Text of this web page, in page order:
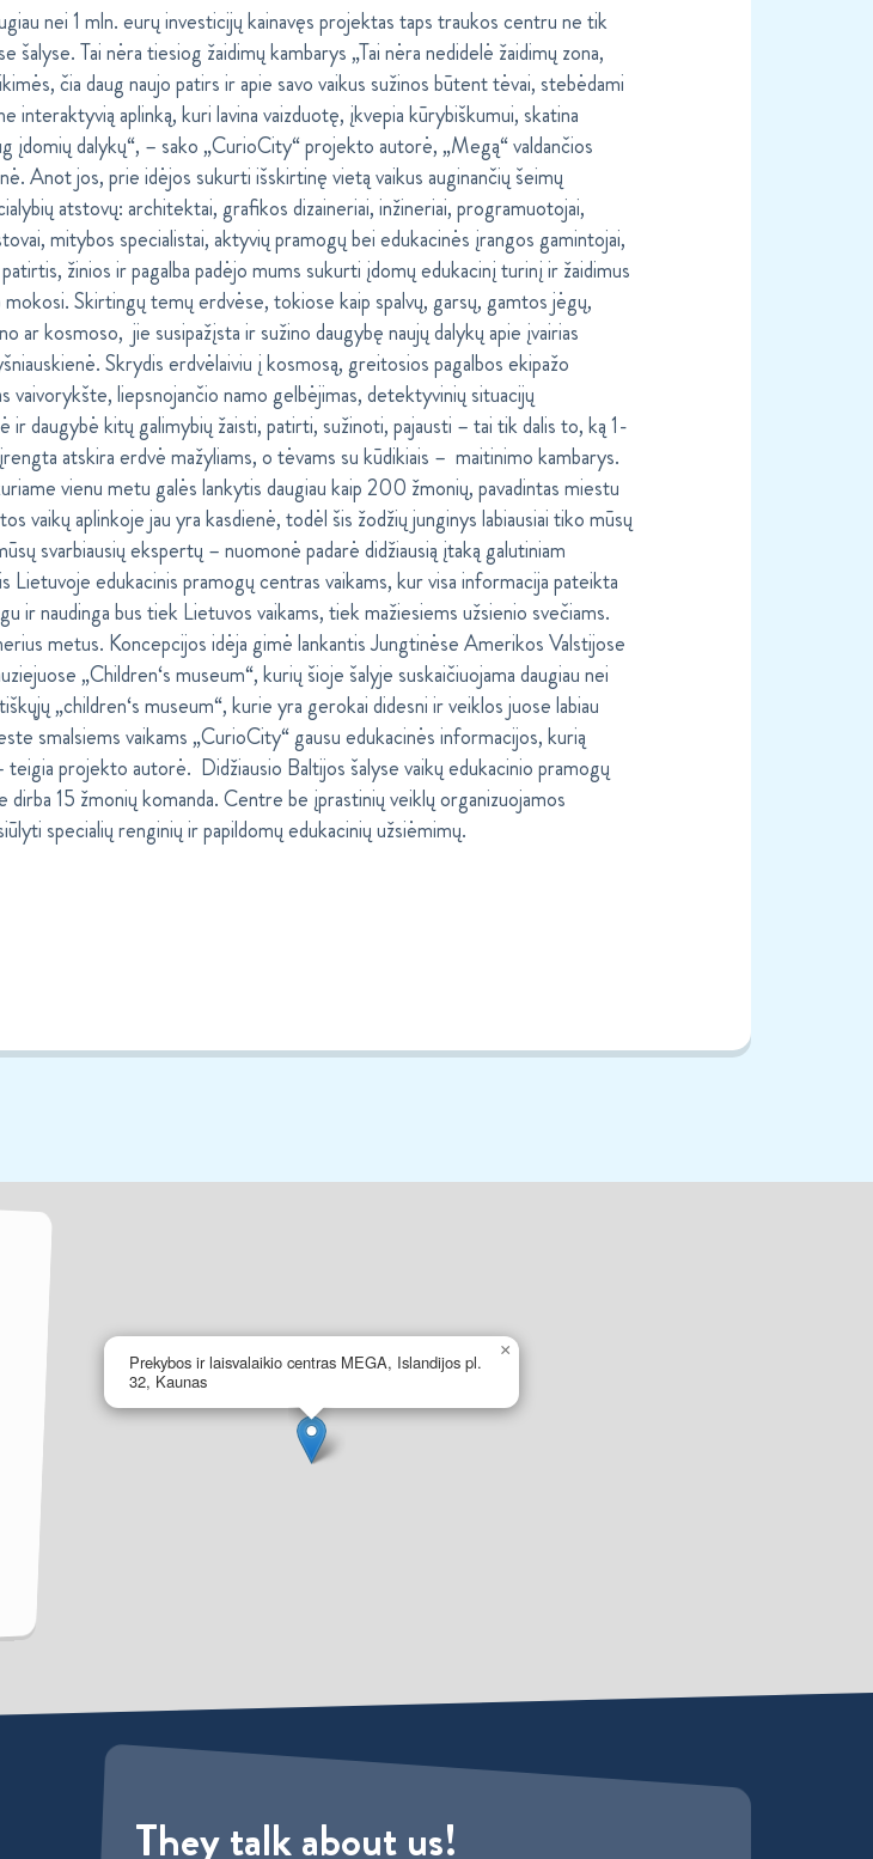
nei 1 mln. eurų investicijų kainavęs projektas taps traukos centru ne tik
Tai nėra tiesiog žaidimų kambarys „Tai nėra nedidelė žaidimų zona,
čia daug naujo patirs ir apie savo vaikus sužinos būtent tėvai, stebėdami
interaktyvią aplinką, kuri lavina vaizduotę, įkvepia kūrybiškumui, skatina
įdomių dalykų“, – sako „CurioCity“ projekto autorė, „Megą“ valdančios
Anot jos, prie idėjos sukurti išskirtinę vietą vaikus auginančių šeimų
atstovų: architektai, grafikos dizaineriai, inžineriai, programuotojai,
mitybos specialistai, aktyvių pramogų bei edukacinės įrangos gamintojai,
žinios ir pagalba padėjo mums sukurti įdomų edukacinį turinį ir žaidimus
Skirtingų temų erdvėse, tokiose kaip spalvų, garsų, gamtos jėgų,
ar kosmoso, jie susipažįsta ir sužino daugybę naujų dalykų apie įvairias
Skrydis erdvėlaiviu į kosmosą, greitosios pagalbos ekipažo
vaivorykšte, liepsnojančio namo gelbėjimas, detektyvinių situacijų
ir daugybė kitų galimybių žaisti, patirti, sužinoti, pajausti – tai tik dalis to, ką 1-
atskira erdvė mažyliams, o tėvams su kūdikiais – maitinimo kambarys.
vienu metu galės lankytis daugiau kaip 200 žmonių, pavadintas miestu
vaikų aplinkoje jau yra kasdienė, todėl šis žodžių junginys labiausiai tiko mūsų
svarbiausių ekspertų – nuomonė padarė didžiausią įtaką galutiniam
edukacinis pramogų centras vaikams, kur visa informacija pateikta
ir naudinga bus tiek Lietuvos vaikams, tiek mažiesiems užsienio svečiams.
metus. Koncepcijos idėja gimė lankantis Jungtinėse Amerikos Valstijose
„Children‘s museum“, kurių šioje šalyje suskaičiuojama daugiau nei
„children‘s museum“, kurie yra gerokai didesni ir veiklos juose labiau
smalsiems vaikams „CurioCity“ gausu edukacinės informacijos, kurią
teigia projekto autorė. Didžiausio Baltijos šalyse vaikų edukacinio pramogų
15 žmonių komanda. Centre be įprastinių veiklų organizuojamos
specialių renginių ir papildomų edukacinių užsiėmimų.
Prekybos ir laisvalaikio centras MEGA, Islandijos pl.
32, Kaunas
×
They talk about us!